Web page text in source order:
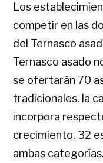
Los
competir en las
del Ternasco
Ternasco asado
se ofertarán 70
tradicionales, la
incorpora
crecimiento. 32
ambas categorías.